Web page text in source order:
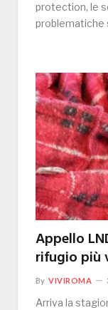
protection, le
problematiche
Appello
rifugio più
By VIVIROMA
Arriva la